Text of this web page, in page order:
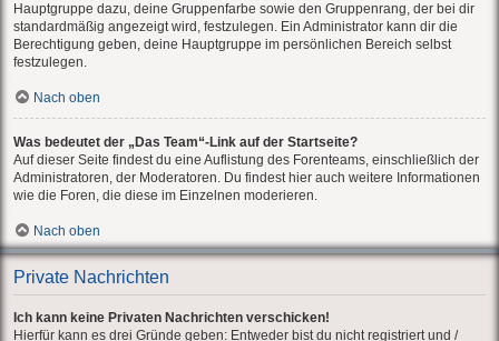
Hauptgruppe dazu, deine Gruppenfarbe sowie den Gruppenrang, der bei dir
standardmäßig angezeigt wird, festzulegen. Ein Administrator kann dir die
Berechtigung geben, deine Hauptgruppe im persönlichen Bereich selbst
festzulegen.
Nach oben
Was bedeutet der „Das Team“-Link auf der Startseite?
Auf dieser Seite findest du eine Auflistung des Forenteams, einschließlich der
Administratoren, der Moderatoren. Du findest hier auch weitere Informationen
wie die Foren, die diese im Einzelnen moderieren.
Nach oben
Private Nachrichten
Ich kann keine Privaten Nachrichten verschicken!
Hierfür kann es drei Gründe geben: Entweder bist du nicht registriert und /